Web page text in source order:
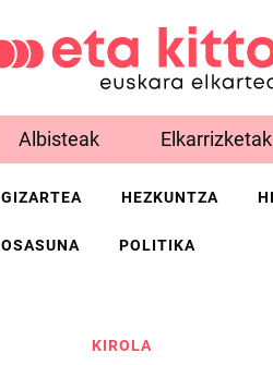
Albisteak Elkarrizketak
GIZARTEA HEZKUNTZA
OSASUNA POLITIKA
KIROLA